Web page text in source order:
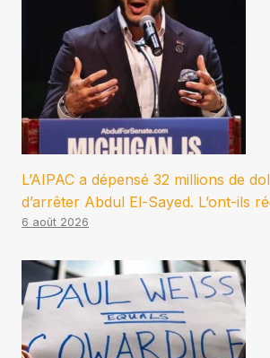
L’AIPAC a dépensé 32 millions de
d’arrêter Abdul El-Sayed. L’ont-ils
6 août 2026